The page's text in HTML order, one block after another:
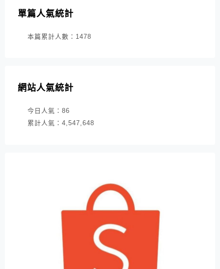
單篇人氣統計
本篇累計人數： 1478
網站人氣統計
今日人氣： 86
累計人氣： 4,547,648